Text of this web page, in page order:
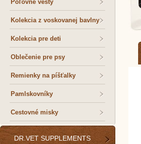
Poľovné vesty
Kolekcia z voskovanej bavlny
Kolekcia pre deti
Oblečenie pre psy
Remienky na píšťalky
Pamlskovníky
Cestovné misky
DR.VET SUPPLEMENTS